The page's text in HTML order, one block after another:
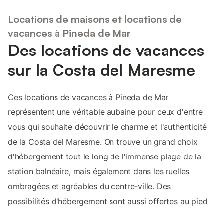
Locations de maisons et locations de
vacances à Pineda de Mar
Des locations de vacances
sur la Costa del Maresme
Ces locations de vacances à Pineda de Mar
représentent une véritable aubaine pour ceux d'entre
vous qui souhaite découvrir le charme et l'authenticité
de la Costa del Maresme. On trouve un grand choix
d'hébergement tout le long de l'immense plage de la
station balnéaire, mais également dans les ruelles
ombragées et agréables du centre-ville. Des
possibilités d'hébergement sont aussi offertes au pied